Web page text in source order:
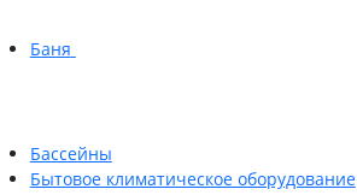
Баня
Бассейны
Бытовое климатическое оборудование